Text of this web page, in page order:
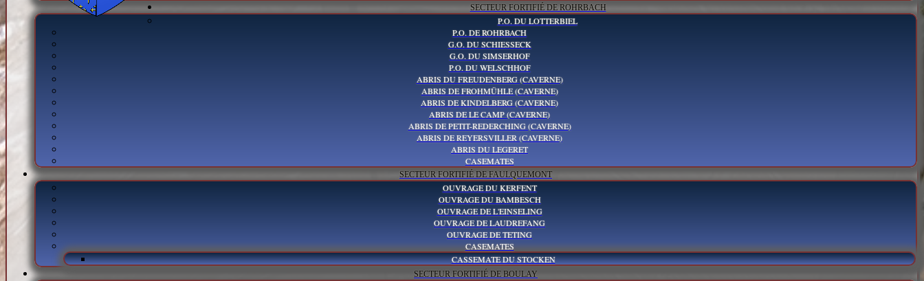
SECTEUR FORTIFIÉ DE ROHRBACH
P.O. DU LOTTERBIEL
P.O. DE ROHRBACH
G.O. DU SCHIESSECK
G.O. DU SIMSERHOF
P.O. DU WELSCHHOF
ABRIS DU FREUDENBERG (CAVERNE)
ABRIS DE FROHMÜHLE (CAVERNE)
ABRIS DE KINDELBERG (CAVERNE)
ABRIS DE LE CAMP (CAVERNE)
ABRIS DE PETIT-REDERCHING (CAVERNE)
ABRIS DE REYERSVILLER (CAVERNE)
ABRIS DU LEGERET
CASEMATES
SECTEUR FORTIFIÉ DE FAULQUEMONT
OUVRAGE DU KERFENT
OUVRAGE DU BAMBESCH
OUVRAGE DE L'EINSELING
OUVRAGE DE LAUDREFANG
OUVRAGE DE TETING
CASEMATES
CASSEMATE DU STOCKEN
SECTEUR FORTIFIÉ DE BOULAY